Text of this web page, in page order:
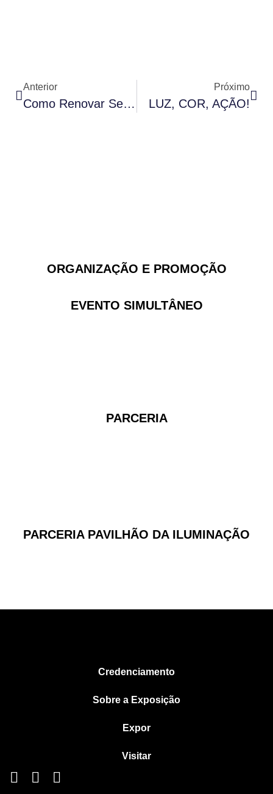
Anterior
Como Renovar Seu Ambiente -Parte II
Próximo
LUZ, COR, AÇÃO!
ORGANIZAÇÃO E PROMOÇÃO
EVENTO SIMULTÂNEO
PARCERIA
PARCERIA PAVILHÃO DA ILUMINAÇÃO
Credenciamento
Sobre a Exposição
Expor
Visitar